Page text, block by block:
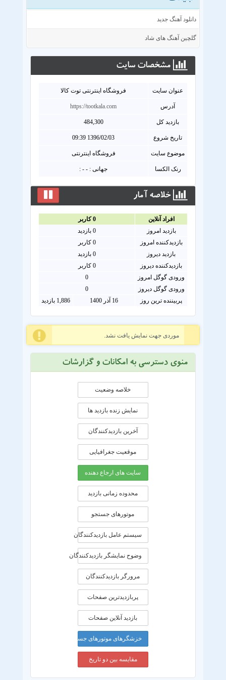
دانلود آهنگ جدید
گلچین آهنگ های شاد
مشخصات سايت
عنوان سايت فروشگاه اینترنتی توت کالا
آدرس https://tootkala.com
بازدید کل 484,300
تاریخ شروع 1396/02/03 09:39
موضوع سایت فروشگاه اینترنتی
رنک الکسا جهانی : - - :
خلاصه آمار
افراد آنلاين 0کاربر
بازدید امروز
0بازدید
بازدیدکننده امروز
0 کاربر
بازدید دیروز
0 بازدید
بازدیدکننده دیروز
0 کاربر
ورودی گوگل امروز
0
ورودی گوگل دیروز
0
پربیننده ترین روز
16 آذر 1400 1,886 بازدید
موردی جهت نمایش یافت نشد.
منوی دسترسی به امکانات و گزارشات
خلاصه وضعیت
نمایش زنده بازدید ها
آخرین بازدیدکنندگان
موقعيت جغرافيايی
سایت های ارجاع دهنده
محدوده زمانی بازديد
موتورهای جستجو
سیستم عامل بازدیدکنندگان
وضوح نمایشگر بازدیدکنندگان
مرورگر بازدیدکنندگان
پربازدیدترین صفحات
بازدید آنلاین صفحات
خزشگرهای موتورهای جستجو
مقایسه بین دو تاریخ